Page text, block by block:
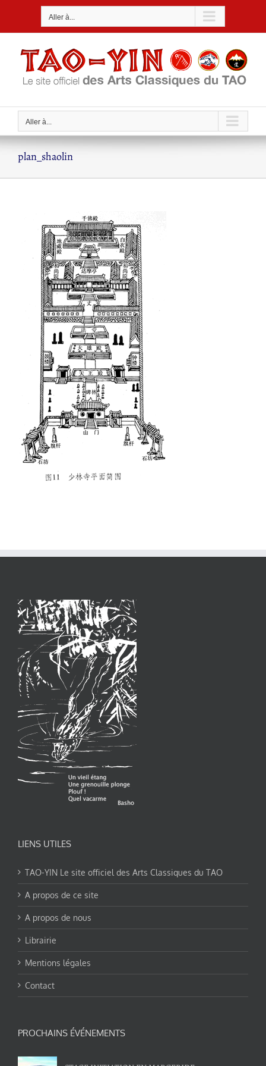
Aller à...
Aller à...
plan_shaolin
LIENS UTILES
TAO-YIN Le site officiel des Arts Classiques du TAO
A propos de ce site
A propos de nous
Librairie
Mentions légales
Contact
PROCHAINS ÉVÉNEMENTS